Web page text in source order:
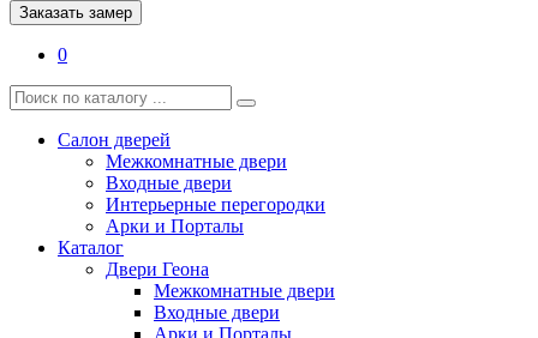
Заказать замер
0
Салон дверей
Межкомнатные двери
Входные двери
Интерьерные перегородки
Арки и Порталы
Каталог
Двери Геона
Межкомнатные двери
Входные двери
Арки и Порталы